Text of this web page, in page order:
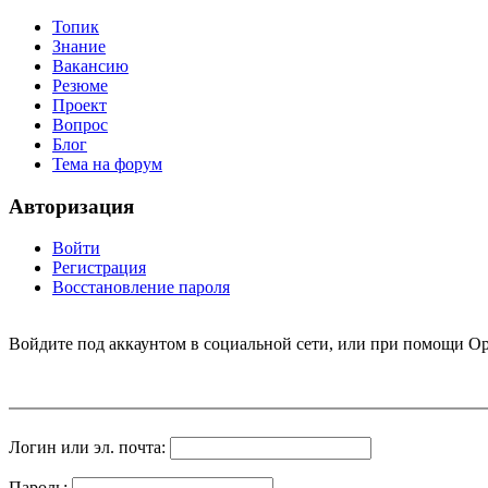
Топик
Знание
Вакансию
Резюме
Проект
Вопрос
Блог
Тема на форум
Авторизация
Войти
Регистрация
Восстановление пароля
Войдите под аккаунтом в социальной сети, или при помощи
Логин или эл. почта: